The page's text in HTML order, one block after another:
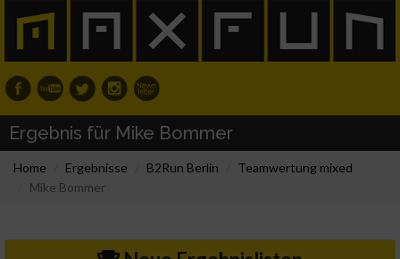
Ergebnis für Mike Bommer
Home Ergebnisse B2Run Berlin
Teamwertung mixed
Mike Bommer